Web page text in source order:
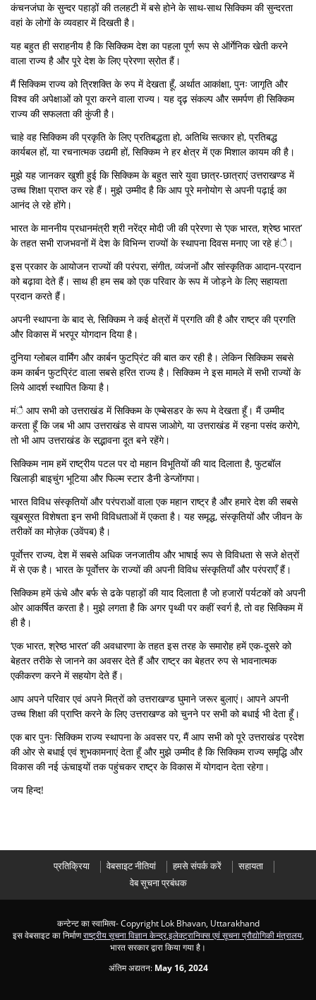
कंचनजंघा के सुन्दर पहाड़ों की तलहटी में बसे होने के साथ-साथ सिक्किम की सुन्दरता
वहां के लोगों के व्यवहार में दिखती है।
यह बहुत ही सराहनीय है कि सिक्किम देश का पहला पूर्ण रूप से ऑर्गेनिक खेती करने
वाला राज्य है और पूरे देश के लिए प्रेरणा स्रोत हैं।
मैं सिक्किम राज्य को त्रिशक्ति के रुप में देखता हूँ, अर्थात आकांक्षा, पुनः जागृति और
विश्व की अपेक्षाओं को पूरा करने वाला राज्य। यह दृढ़ संकल्प और समर्पण ही सिक्किम
राज्य की सफलता की कुंजी है।
चाहे वह सिक्किम की प्रकृति के लिए प्रतिबद्धता हो, अतिथि सत्कार हो, प्रतिबद्ध
कार्यबल हों, या रचनात्मक उद्यमी हों, सिक्किम ने हर क्षेत्र में एक मिशाल कायम की है।
मुझे यह जानकर खुशी हुई कि सिक्किम के बहुत सारे युवा छात्र-छात्राएं उत्तराखण्ड में
उच्च शिक्षा प्राप्त कर रहे हैं। मुझे उम्मीद है कि आप पूरे मनोयोग से अपनी पढ़ाई का
आनंद ले रहे होंगे।
भारत के माननीय प्रधानमंत्री श्री नरेंद्र मोदी जी की प्रेरणा से ‘एक भारत, श्रेष्ठ भारत’
के तहत सभी राजभवनों में देश के विभिन्न राज्यों के स्थापना दिवस मनाए जा रहे हंै।
इस प्रकार के आयोजन राज्यों की परंपरा, संगीत, व्यंजनों और सांस्कृतिक आदान-प्रदान
को बढ़ावा देते हैं। साथ ही हम सब को एक परिवार के रूप में जोड़ने के लिए सहायता
प्रदान करते हैं।
अपनी स्थापना के बाद से, सिक्किम ने कई क्षेत्रों में प्रगति की है और राष्ट्र की प्रगति
और विकास में भरपूर योगदान दिया है।
दुनिया ग्लोबल वार्मिंग और कार्बन फुटप्रिंट की बात कर रही है। लेकिन सिक्किम सबसे
कम कार्बन फुटप्रिंट वाला सबसे हरित राज्य है। सिक्किम ने इस मामले में सभी राज्यों के
लिये आदर्श स्थापित किया है।
मंै आप सभी को उत्तराखंड में सिक्किम के एम्बेसडर के रूप मे देखता हूँ। मैं उम्मीद
करता हूँ कि जब भी आप उत्तराखंड से वापस जाओगे, या उत्तराखंड में रहना पसंद करोगे,
तो भी आप उत्तराखंड के सद्भावना दूत बने रहेंगे।
सिक्किम नाम हमें राष्ट्रीय पटल पर दो महान विभूतियों की याद दिलाता है, फुटबॉल
खिलाड़ी बाइचुंग भूटिया और फिल्म स्टार डैनी डेन्जोंगपा।
भारत विविध संस्कृतियों और परंपराओं वाला एक महान राष्ट्र है और हमारे देश की सबसे
खूबसूरत विशेषता इन सभी विविधताओं में एकता है। यह समृद्ध, संस्कृतियों और जीवन के
तरीकों का मोज़ेक (उवेंपब) है।
पूर्वाेत्तर राज्य, देश में सबसे अधिक जनजातीय और भाषाई रूप से विविधता से सजे क्षेत्रों
में से एक है। भारत के पूर्वाेत्तर के राज्यों की अपनी विविध संस्कृतियाँ और परंपराएँ हैं।
सिक्किम हमें ऊंचे और बर्फ से ढके पहाड़ों की याद दिलाता है जो हजारों पर्यटकों को अपनी
ओर आकर्षित करता है। मुझे लगता है कि अगर पृथ्वी पर कहीं स्वर्ग है, तो वह सिक्किम में
ही है।
‘एक भारत, श्रेष्ठ भारत’ की अवधारणा के तहत इस तरह के समारोह हमें एक-दूसरे को
बेहतर तरीके से जानने का अवसर देते हैं और राष्ट्र का बेहतर रुप से भावनात्मक
एकीकरण करने में सहयोग देते हैं।
आप अपने परिवार एवं अपने मित्रों को उत्तराखण्ड घुमाने जरूर बुलाएं। आपने अपनी
उच्च शिक्षा की प्राप्ति करने के लिए उत्तराखण्ड को चुनने पर सभी को बधाई भी देता हूँ।
एक बार पुनः सिक्किम राज्य स्थापना के अवसर पर, मैं आप सभी को पूरे उत्तराखंड प्रदेश
की ओर से बधाई एवं शुभकामनाएं देता हूँ और मुझे उम्मीद है कि सिक्किम राज्य समृद्धि और
विकास की नई ऊंचाइयों तक पहुंचकर राष्ट्र के विकास में योगदान देता रहेगा।
जय हिन्द!
प्रतिक्रिया वेबसाइट नीतियां हमसे संपर्क करें
सहायता
वेब सूचना प्रबंधक
कन्टेन्ट का स्वामित्व- Copyright Lok Bhavan, Uttarakhand
इस वेबसाइट का निर्माणराष्ट्रीय सूचना विज्ञान केन्द्र,इलेक्ट्रानिक्स एवं सूचना प्रौद्योगिकी मंत्रालय,
भारत सरकार द्वारा किया गया है।
अंतिम अद्यतन: May 16, 2024